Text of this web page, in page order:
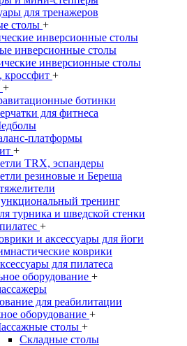
для тренажеров
столы +
инверсионные столы
инверсионные столы
инверсионные столы
кроссфит +
+
ботинки
для фитнеса
платформы
+
TRX, эспандеры
резиновые и Береша
тренинг
турника и шведской стенки
+
и аксессуары для йоги
коврики
для пилатеса
оборудование +
для реабилитации
оборудование +
столы +
Складные столы